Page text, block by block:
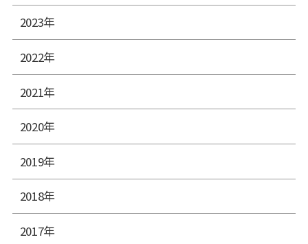
2023年
2022年
2021年
2020年
2019年
2018年
2017年